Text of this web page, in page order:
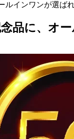
ルインワンが選ば
品に、オ